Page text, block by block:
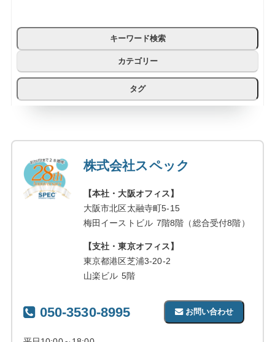
キーワード検索
カテゴリー
タグ
株式会社スペック
【本社・大阪オフィス】
大阪市北区太融寺町5-15
梅田イーストビル 7階8階（総合受付8階）
【支社・東京オフィス】
東京都港区芝浦3-20-2
山楽ビル 5階
050-3530-8995 お問い合わせ